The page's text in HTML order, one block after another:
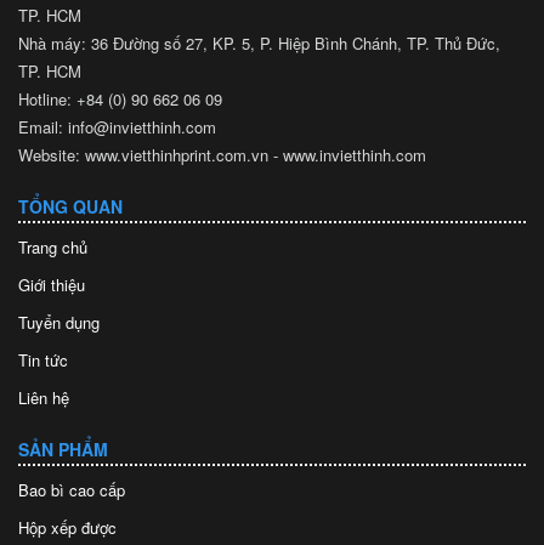
TP. HCM
Nhà máy: 36 Đường số 27, KP. 5, P. Hiệp Bình Chánh, TP. Thủ Đức,
TP. HCM
Hotline: +84 (0) 90 662 06 09
Email: info@invietthinh.com
Website: www.vietthinhprint.com.vn - www.invietthinh.com
TỔNG QUAN
Trang chủ
Giới thiệu
Tuyển dụng
Tin tức
Liên hệ
SẢN PHẨM
Bao bì cao cấp
Hộp xếp được